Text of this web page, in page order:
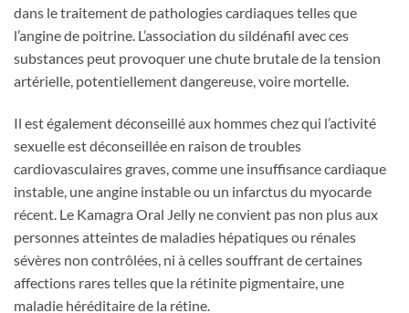
dans le traitement de pathologies cardiaques telles que
l’angine de poitrine. L’association du sildénafil avec ces
substances peut provoquer une chute brutale de la tension
artérielle, potentiellement dangereuse, voire mortelle.
Il est également déconseillé aux hommes chez qui l’activité
sexuelle est déconseillée en raison de troubles
cardiovasculaires graves, comme une insuffisance cardiaque
instable, une angine instable ou un infarctus du myocarde
récent. Le Kamagra Oral Jelly ne convient pas non plus aux
personnes atteintes de maladies hépatiques ou rénales
sévères non contrôlées, ni à celles souffrant de certaines
affections rares telles que la rétinite pigmentaire, une
maladie héréditaire de la rétine.